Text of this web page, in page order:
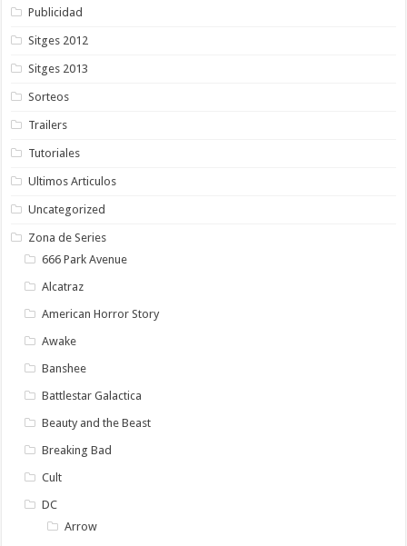
Publicidad
Sitges 2012
Sitges 2013
Sorteos
Trailers
Tutoriales
Ultimos Articulos
Uncategorized
Zona de Series
666 Park Avenue
Alcatraz
American Horror Story
Awake
Banshee
Battlestar Galactica
Beauty and the Beast
Breaking Bad
Cult
DC
Arrow